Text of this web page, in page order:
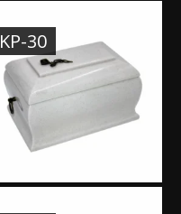
KP-30